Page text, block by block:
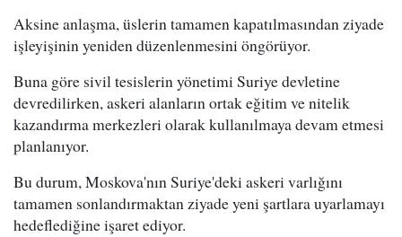
Aksine anlaşma, üslerin tamamen kapatılmasından ziyade
işleyişinin yeniden düzenlenmesini öngörüyor.
Buna göre sivil tesislerin yönetimi Suriye devletine
devredilirken, askeri alanların ortak eğitim ve nitelik
kazandırma merkezleri olarak kullanılmaya devam etmesi
planlanıyor.
Bu durum, Moskova'nın Suriye'deki askeri varlığını
tamamen sonlandırmaktan ziyade yeni şartlara uyarlamayı
hedeflediğine işaret ediyor.